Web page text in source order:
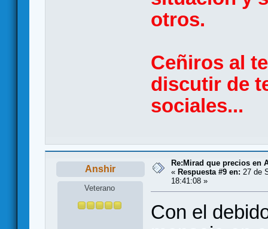
otros.
Ceñiros al
discutir de
sociales...
Anshir
Veterano
Re:Mirad que precios en
« Respuesta #9 en: 27 de
18:41:08 »
Con el